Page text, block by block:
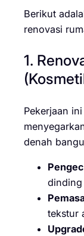
Berikut
renovasi
1.
Pekerjaan
denah
dinding
tekstur